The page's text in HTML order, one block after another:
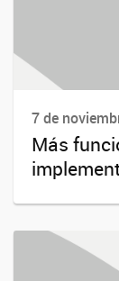
7 de
Más